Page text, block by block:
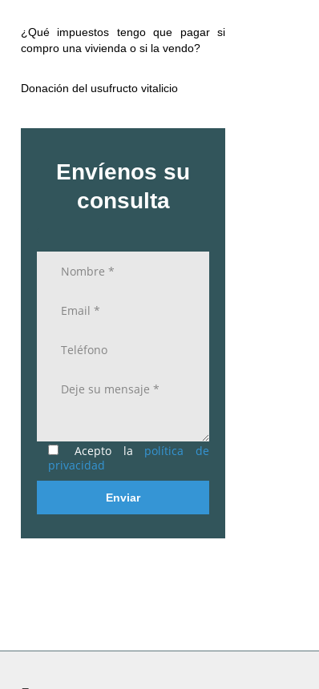
¿Qué impuestos tengo que pagar si
compro una vivienda o si la vendo?
Donación del usufructo vitalicio
Envíenos su
consulta
Acepto la
política de
privacidad
Enviar